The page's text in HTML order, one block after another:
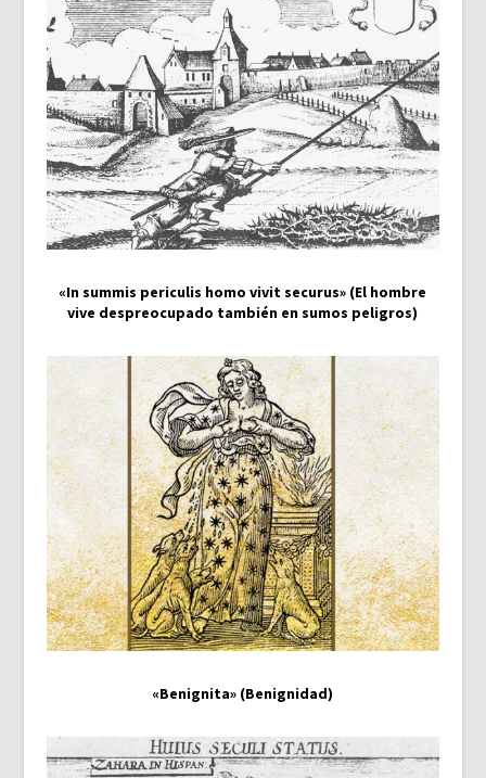
«In summis periculis homo vivit securus» (El hombre
vive despreocupado también en sumos peligros)
«Benignita» (Benignidad)